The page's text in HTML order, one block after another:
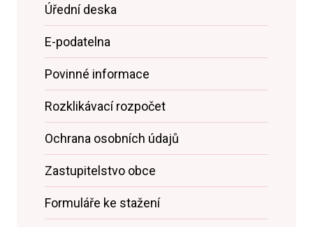
Úřední deska
E-podatelna
Povinné informace
Rozklikávací rozpočet
Ochrana osobních údajů
Zastupitelstvo obce
Formuláře ke stažení